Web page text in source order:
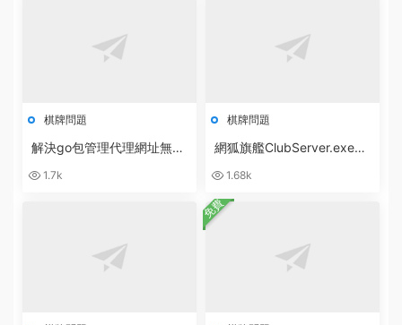
棋牌問題
解決go包管理代理網址無法
m/go/storage@v1.10.0: Ge
1.7k
棋牌問題
網狐旗艦ClubServer.exe數
[ 0x80040e4d ]
1.68k
免費